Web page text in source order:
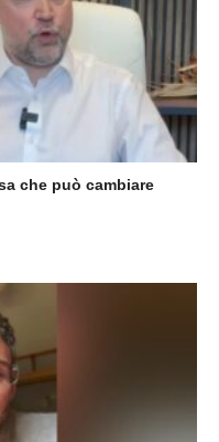
che può cambiare